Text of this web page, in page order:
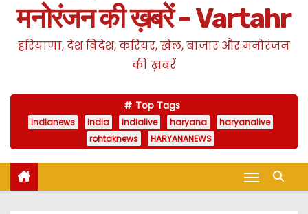
मनोरंजन की ख़बरें - Vartahr
हरियाणा, देश विदेश, करियर, खेल, बाजार और मनोरंजन
की ख़बरें
Top Tags
indianews india indialive haryana
haryanalive
rohtaknews
HARYANANEWS